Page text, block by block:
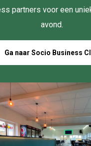
partners voor een
avond.
Ga naar Socio Business